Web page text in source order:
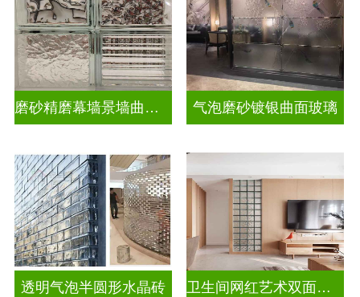
磨砂精磨幕墙景墙曲面玻璃 气泡磨砂镀银曲面玻璃
透明气泡半圆形水晶砖 卫生间网红艺术双面玻璃砖